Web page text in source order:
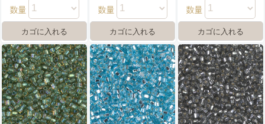
数量
数量
数量